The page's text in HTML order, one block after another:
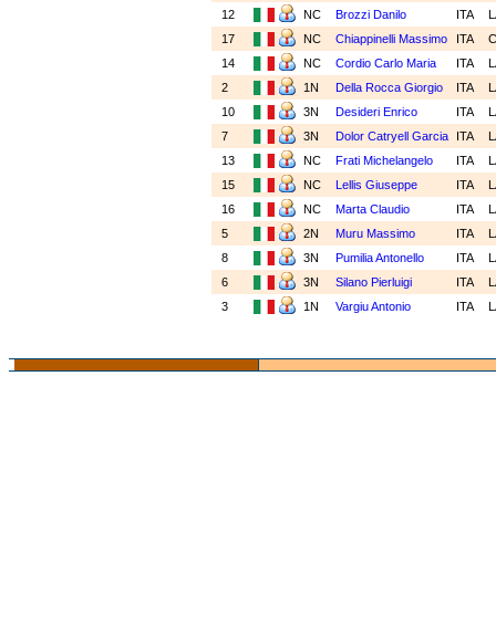
12
NC Brozzi Danilo ITA
17
NC Chiappinelli Massimo ITA
14
NC Cordio Carlo Maria ITA
2
1N Della Rocca Giorgio ITA
10
3N Desideri Enrico ITA
7
3N Dolor Catryell Garcia ITA
13
NC Frati Michelangelo ITA
15
NC Lellis Giuseppe ITA
16
NC Marta Claudio ITA
5
2N Muru Massimo ITA
8
3N Pumilia Antonello ITA
6
3N Silano Pierluigi ITA
3
1N Vargiu Antonio ITA